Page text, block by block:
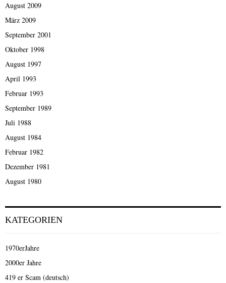
August 2009
März 2009
September 2001
Oktober 1998
August 1997
April 1993
Februar 1993
September 1989
Juli 1988
August 1984
Februar 1982
Dezember 1981
August 1980
KATEGORIEN
1970erJahre
2000er Jahre
419 er Scam (deutsch)